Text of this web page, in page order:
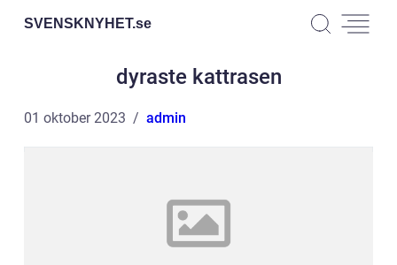
SVENSKNYHET.se
dyraste kattrasen
01 oktober 2023 admin